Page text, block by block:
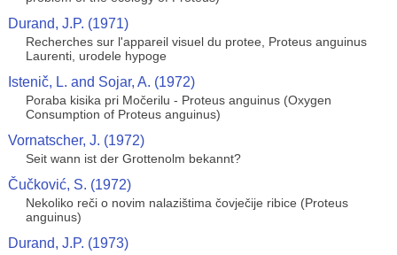
Durand, J.P. (1971)
Recherches sur l'appareil visuel du protee, Proteus anguinus
Laurenti, urodele hypoge
Istenič, L. and Sojar, A. (1972)
Poraba kisika pri Močerilu - Proteus anguinus (Oxygen
Consumption of Proteus anguinus)
Vornatscher, J. (1972)
Seit wann ist der Grottenolm bekannt?
Čučković, S. (1972)
Nekoliko reči o novim nalazištima čovječije ribice (Proteus
anguinus)
Durand, J.P. (1973)